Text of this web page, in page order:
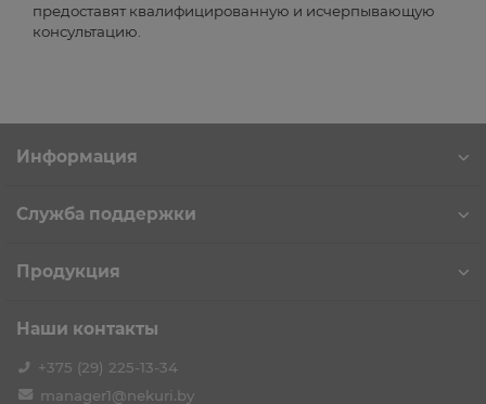
предоставят квалифицированную и исчерпывающую
консультацию.
Информация
Служба поддержки
Продукция
Наши контакты
+375 (29) 225-13-34
manager1@nekuri.by